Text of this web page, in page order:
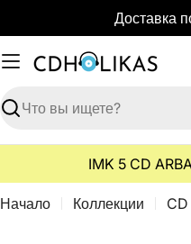
к
содержимому
Доставка
Поиск
IMK 5 CD
Начало Коллекции